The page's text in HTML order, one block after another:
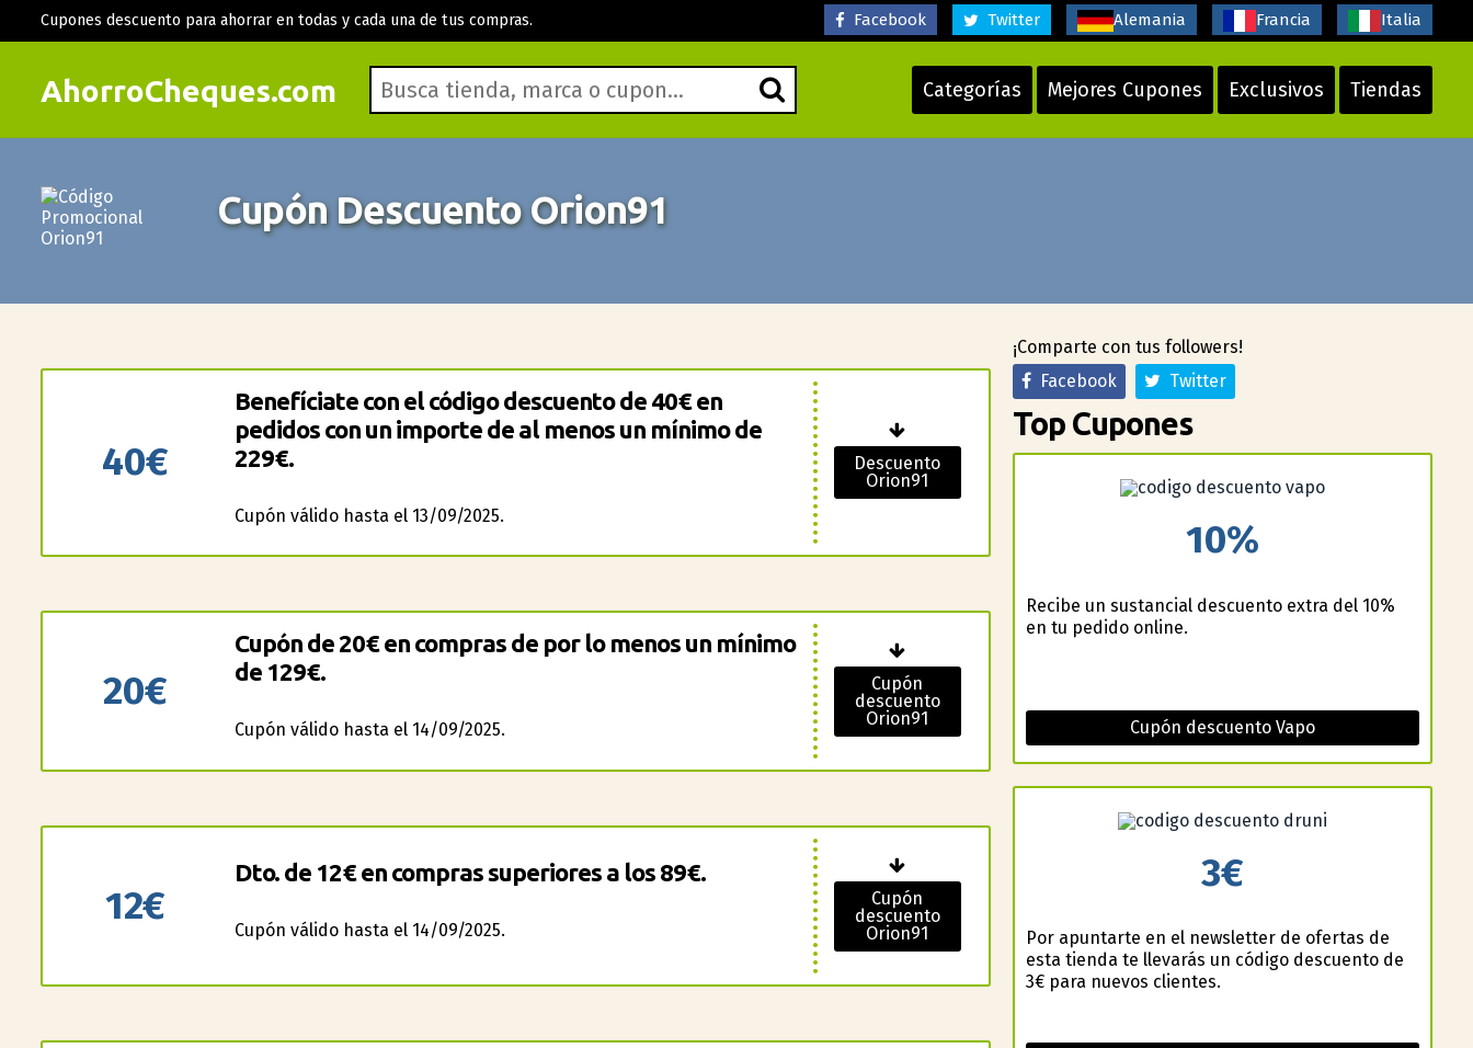
AhorroCheques.com Categorías Mejores Cupones Exclusivos Tiendas
Cupones descuento para ahorrar en todas y cada una de tus compras. Facebook Twitter Alemania Francia Italia
Cupón Descuento Orion91
40€
Benefíciate con el código descuento de 40€ en
pedidos con un importe de al menos un mínimo de
229€.
Cupón válido hasta el 13/09/2025.
Descuento
Orion91
20€
Cupón de 20€ en compras de por lo menos un mínimo
de 129€.
Cupón válido hasta el 14/09/2025.
Cupón
descuento
Orion91
12€
Dto. de 12€ en compras superiores a los 89€.
Cupón válido hasta el 14/09/2025.
Cupón
descuento
Orion91
¡Comparte con tus followers!
Facebook
Twitter
Top Cupones
10%
Recibe un sustancial descuento extra del 10%
en tu pedido online.
Cupón descuento Vapo
3€
Por apuntarte en el newsletter de ofertas de
esta tienda te llevarás un código descuento de
3€ para nuevos clientes.